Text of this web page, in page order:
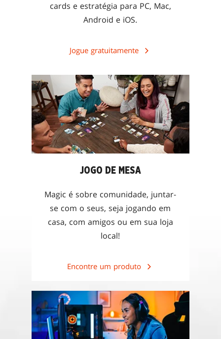
cards e estratégia para PC, Mac,
Android e iOS.
Jogue gratuitamente
JOGO DE MESA
Magic é sobre comunidade, juntar-
se com o seus, seja jogando em
casa, com amigos ou em sua loja
local!
Encontre um produto